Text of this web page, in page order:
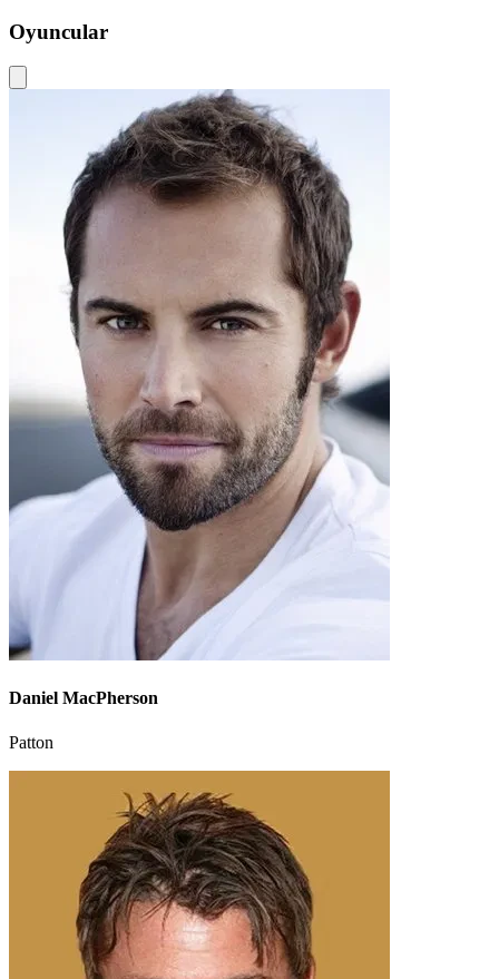
Oyuncular
Daniel MacPherson
Patton